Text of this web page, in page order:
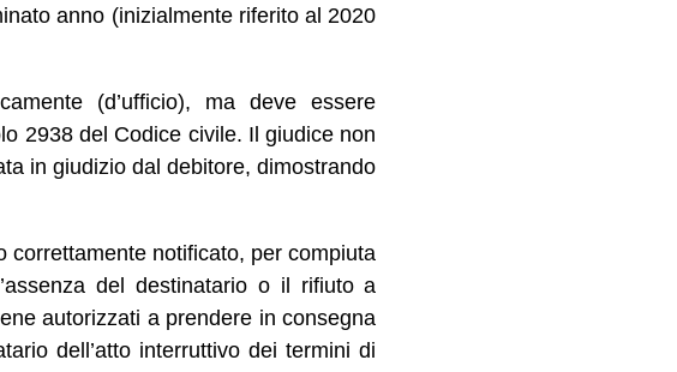
anno (inizialmente riferito al 2020
(d’ufficio), ma deve essere
2938 del Codice civile. Il giudice non
in giudizio dal debitore, dimostrando
correttamente notificato, per compiuta
del destinatario o il rifiuto a
autorizzati a prendere in consegna
dell’atto interruttivo dei termini di